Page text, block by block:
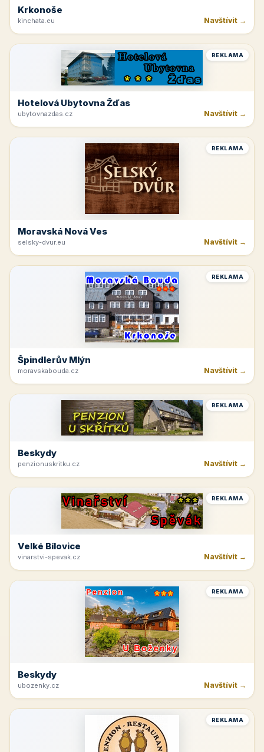
Krkonoše
kinchata.eu Navštívit →
REKLAMA
Hotelová Ubytovna Žďas
ubytovnazdas.cz Navštívit →
REKLAMA
Moravská Nová Ves
selsky-dvur.eu Navštívit →
REKLAMA
Špindlerův Mlýn
moravskabouda.cz Navštívit →
REKLAMA
Beskydy
penzionuskritku.cz Navštívit →
REKLAMA
Velké Bílovice
vinarstvi-spevak.cz Navštívit →
REKLAMA
Beskydy
ubozenky.cz Navštívit →
REKLAMA